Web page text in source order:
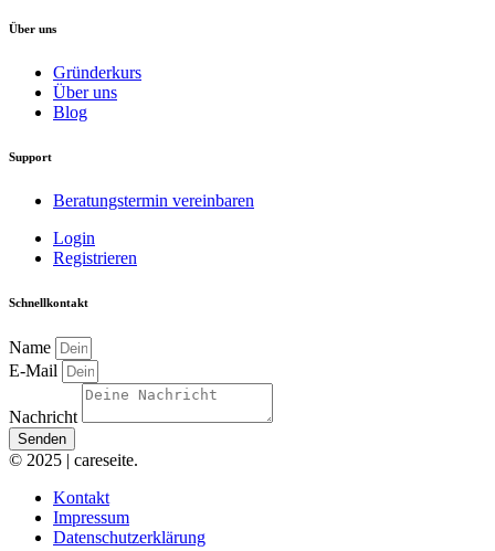
Über uns
Gründerkurs
Über uns
Blog
Support
Beratungstermin vereinbaren
Login
Registrieren
Schnellkontakt
Name
E-Mail
Nachricht
Senden
© 2025 | careseite.
Kontakt
Impressum
Datenschutzerklärung